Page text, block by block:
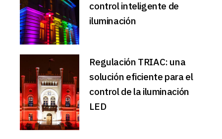
control inteligente de
iluminación
Regulación TRIAC: una
solución eficiente para el
control de la iluminación
LED